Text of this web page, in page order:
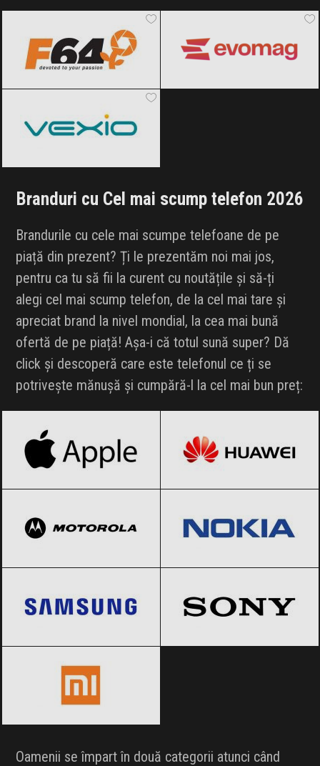
Branduri cu Cel mai scump telefon 2026
Brandurile cu cele mai scumpe telefoane de pe
piață din prezent? Ți le prezentăm noi mai jos,
pentru ca tu să fii la curent cu noutățile și să-ți
alegi cel mai scump telefon, de la cel mai tare și
apreciat brand la nivel mondial, la cea mai bună
ofertă de pe piață! Așa-i că totul sună super? Dă
click și descoperă care este telefonul ce ți se
potrivește mănușă și cumpără-l la cel mai bun preț:
Oamenii se împart în două categorii atunci când